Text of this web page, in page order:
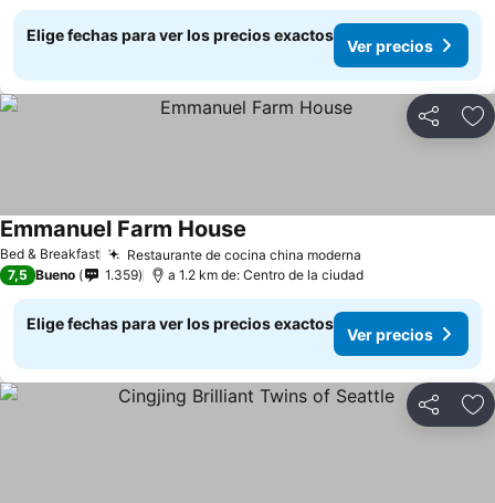
Elige fechas para ver los precios exactos
Ver precios
Compartir
Bed & Breakfast Restaurante de cocina china moderna
Emmanuel Farm House
7,5 Bueno 1.359 a 1.2 km de: Centro de la ciudad
Elige fechas para ver los precios exactos
Ver precios
Compartir